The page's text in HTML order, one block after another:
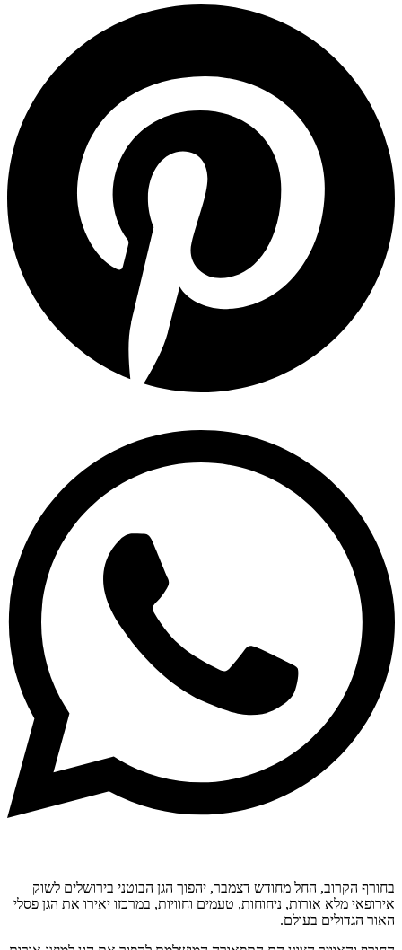
בחורף הקרוב, החל מחודש דצמבר, יהפוך הגן הבוטני בירושלים לשוק
אירופאי מלא אורות, ניחוחות, טעמים וחוויות, במרכזו יאירו את הגן פסלי
האור הגדולים בעולם.